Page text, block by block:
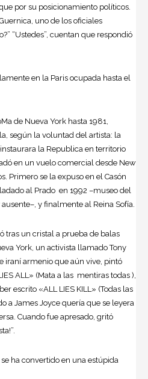
por su posicionamiento políticos.
uno de los oficiales
“Ustedes”, cuentan que respondió
en la Paris ocupada hasta el
de Nueva York hasta 1981,
según la voluntad del artista: la
la Republica en territorio
en un vuelo comercial desde New
Primero se la expuso en el Casón
al Prado en 1992 –museo del
y finalmente al Reina Sofía.
tras un cristal a prueba de balas
York, un activista llamado Tony
iraní armenio que aún vive, pintó
ALL» (Mata a las mentiras todas ),
escrito «ALL LIES KILL» (Todas las
a James Joyce quería que se leyera
Cuando fue apresado, gritó
ha convertido en una estúpida